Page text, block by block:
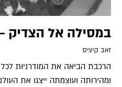
במסילה אל הצדיק
זאב קיציס
הרכבת הביאה את המודרניות
ומהירותה ועוצמתה ייצגו את